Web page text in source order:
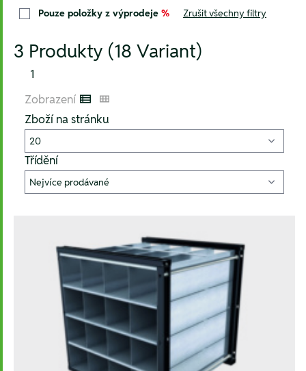
Pouze položky z výprodeje % Zrušit všechny filtry
3 Produkty (18 Variant)
1
Zobrazení Listenansicht
Kachelansicht
Zboží na stránku
Třídění